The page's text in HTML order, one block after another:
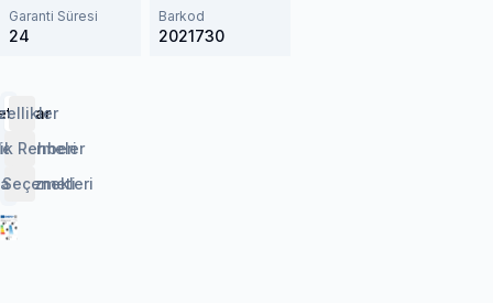
Garanti Süresi
24
Barkod
2021730
Rehberi
Hizmeti